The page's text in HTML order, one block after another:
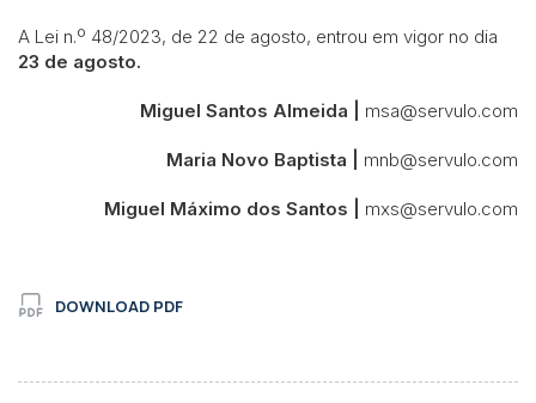
A Lei n.º 48/2023, de 22 de agosto, entrou em vigor no dia
23 de agosto.
Miguel Santos Almeida | msa@servulo.com
Maria Novo Baptista | mnb@servulo.com
Miguel Máximo dos Santos | mxs@servulo.com
DOWNLOAD PDF